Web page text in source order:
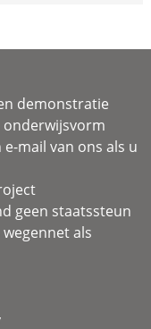
demonstratie
onderwijsvorm
mail van ons als u
geen staatssteun
als